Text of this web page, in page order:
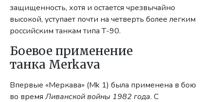
защищенность, хотя и остается чрезвычайно
высокой, уступает почти на четверть более легким
российским танкам типа Т-90.
Боевое применение
танка Merkava
Впервые «Меркава» (Mk 1) была применена в бою
во времяЛиванской войны 1982 года. С